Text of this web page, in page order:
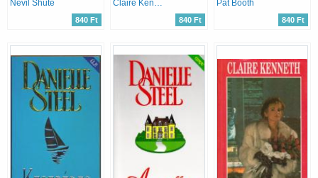
Nevil Shute
840 Ft
Claire Kenneth
840 Ft
Pat Booth
840 Ft